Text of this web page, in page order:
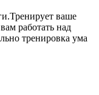
ваше
работать над
тренировка ума